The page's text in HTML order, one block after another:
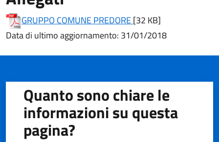
GRUPPO COMUNE PREDORE(apre in un'altra
[32 KB]
Data di ultimo aggiornamento: 31/01/2018
Quanto sono chiare le
informazioni su questa
pagina?